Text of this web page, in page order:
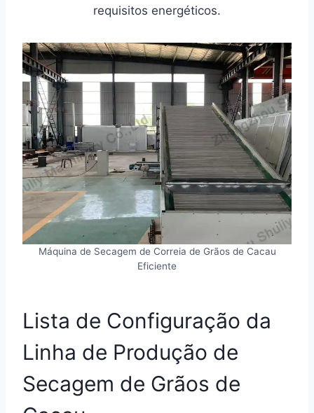
requisitos energéticos.
Máquina de Secagem de Correia de Grãos de Cacau
Eficiente
Lista de Configuração da
Linha de Produção de
Secagem de Grãos de